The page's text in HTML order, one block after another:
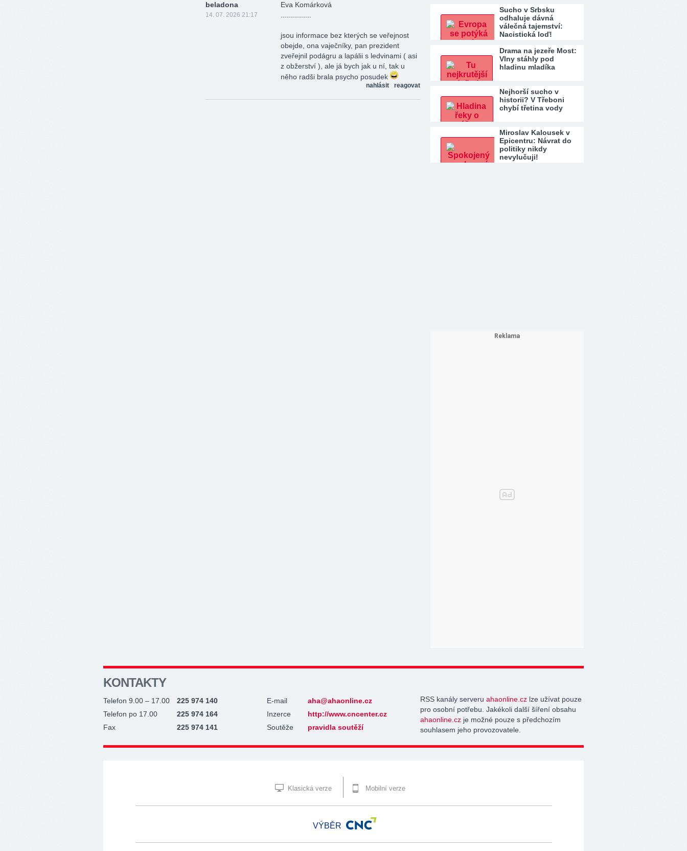
beladona
14. 07. 2026 21:17
Eva Komárková
jsou informace bez kterých se veřejnost
obejde, ona vaječníky, pan prezident
zveřejnil podágru a lapálii s ledvinami ( asi
z obžerství ), ale já bych jak u ní, tak u
něho radši brala psycho posudek
reagovat
nahlásit
Sucho v Srbsku
odhaluje dávná
válečná tajemství:
Nacistická loď!
Drama na jezeře Most:
Vlny stáhly pod
hladinu mladíka
Nejhorší sucho v
historii? V Třeboni
chybí třetina vody
Miroslav Kalousek v
Epicentru: Návrat do
politiky nikdy
nevylučuji!
KONTAKTY
Telefon 9.00 – 17.00
225 974 140
Telefon po 17.00
225 974 164
Fax
225 974 141
E-mail
aha@ahaonline.cz
Inzerce
http://www.cncenter.cz
Soutěže
pravidla soutěží
RSS kanály serveru ahaonline.cz lze užívat pouze
pro osobní potřebu. Jakékoli další šíření obsahu
ahaonline.cz je možné pouze s předchozím
souhlasem jeho provozovatele.
Klasická verze Mobilní verze
VÝBĚR